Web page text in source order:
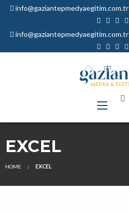
info@gaziantepmedyaegitim.com.tr
info@gaziantepmedyaegitim.com.tr
EXCEL
HOME EXCEL